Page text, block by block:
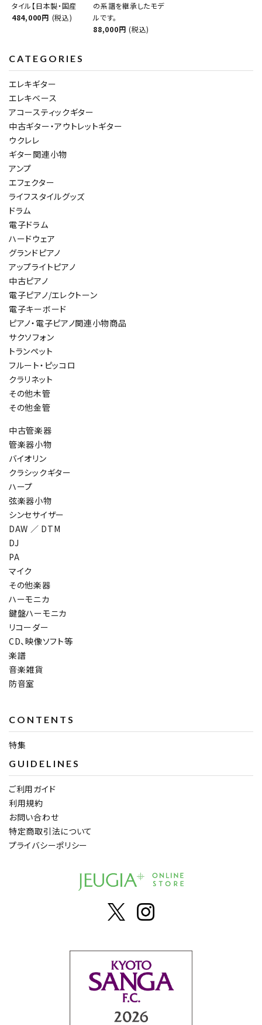
タイル【日本製・国産
484,000円 (税込)
の系譜を継承したモデ
ルです。
88,000円 (税込)
CATEGORIES
エレキギター
エレキベース
アコースティックギター
中古ギター・アウトレットギター
ウクレレ
ギター関連小物
アンプ
エフェクター
ライフスタイルグッズ
ドラム
電子ドラム
ハードウェア
グランドピアノ
アップライトピアノ
中古ピアノ
電子ピアノ/エレクトーン
電子キーボード
ピアノ・電子ピアノ関連小物商品
サクソフォン
トランペット
フルート・ピッコロ
クラリネット
その他木管
その他金管
中古管楽器
管楽器小物
バイオリン
クラシックギター
ハープ
弦楽器小物
シンセサイザー
DAW ／ DTM
DJ
PA
マイク
その他楽器
ハーモニカ
鍵盤ハーモニカ
リコーダー
CD、映像ソフト等
楽譜
音楽雑貨
防音室
CONTENTS
特集
GUIDELINES
ご利用ガイド
利用規約
お問い合わせ
特定商取引法について
プライバシーポリシー